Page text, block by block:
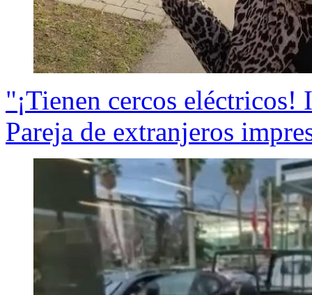
"¡Tienen cercos
Pareja de extranjeros